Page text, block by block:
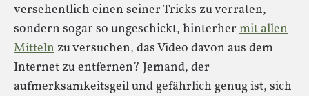
versehentlich einen seiner Tricks zu verraten,
sondern sogar so ungeschickt, hinterher mit allen
Mitteln zu versuchen, das Video davon aus dem
Internet zu entfernen? Jemand, der
aufmerksamkeitsgeil und gefährlich genug ist, sich